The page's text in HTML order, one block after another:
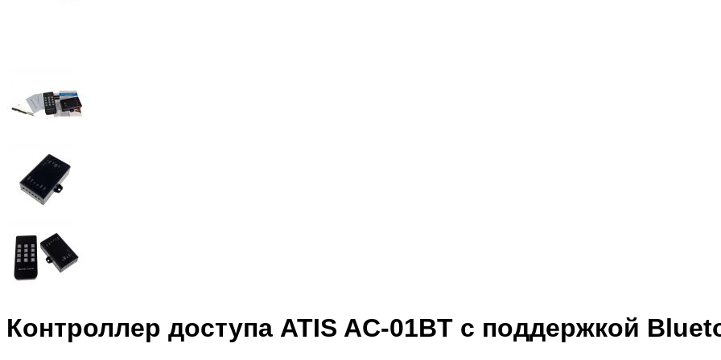
Контроллер доступа ATIS AC-01BT с поддержкой